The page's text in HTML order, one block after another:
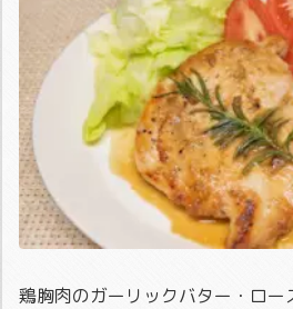
鶏胸肉のガーリックバター・ロー